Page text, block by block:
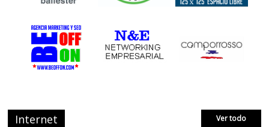
Internet Ver todo